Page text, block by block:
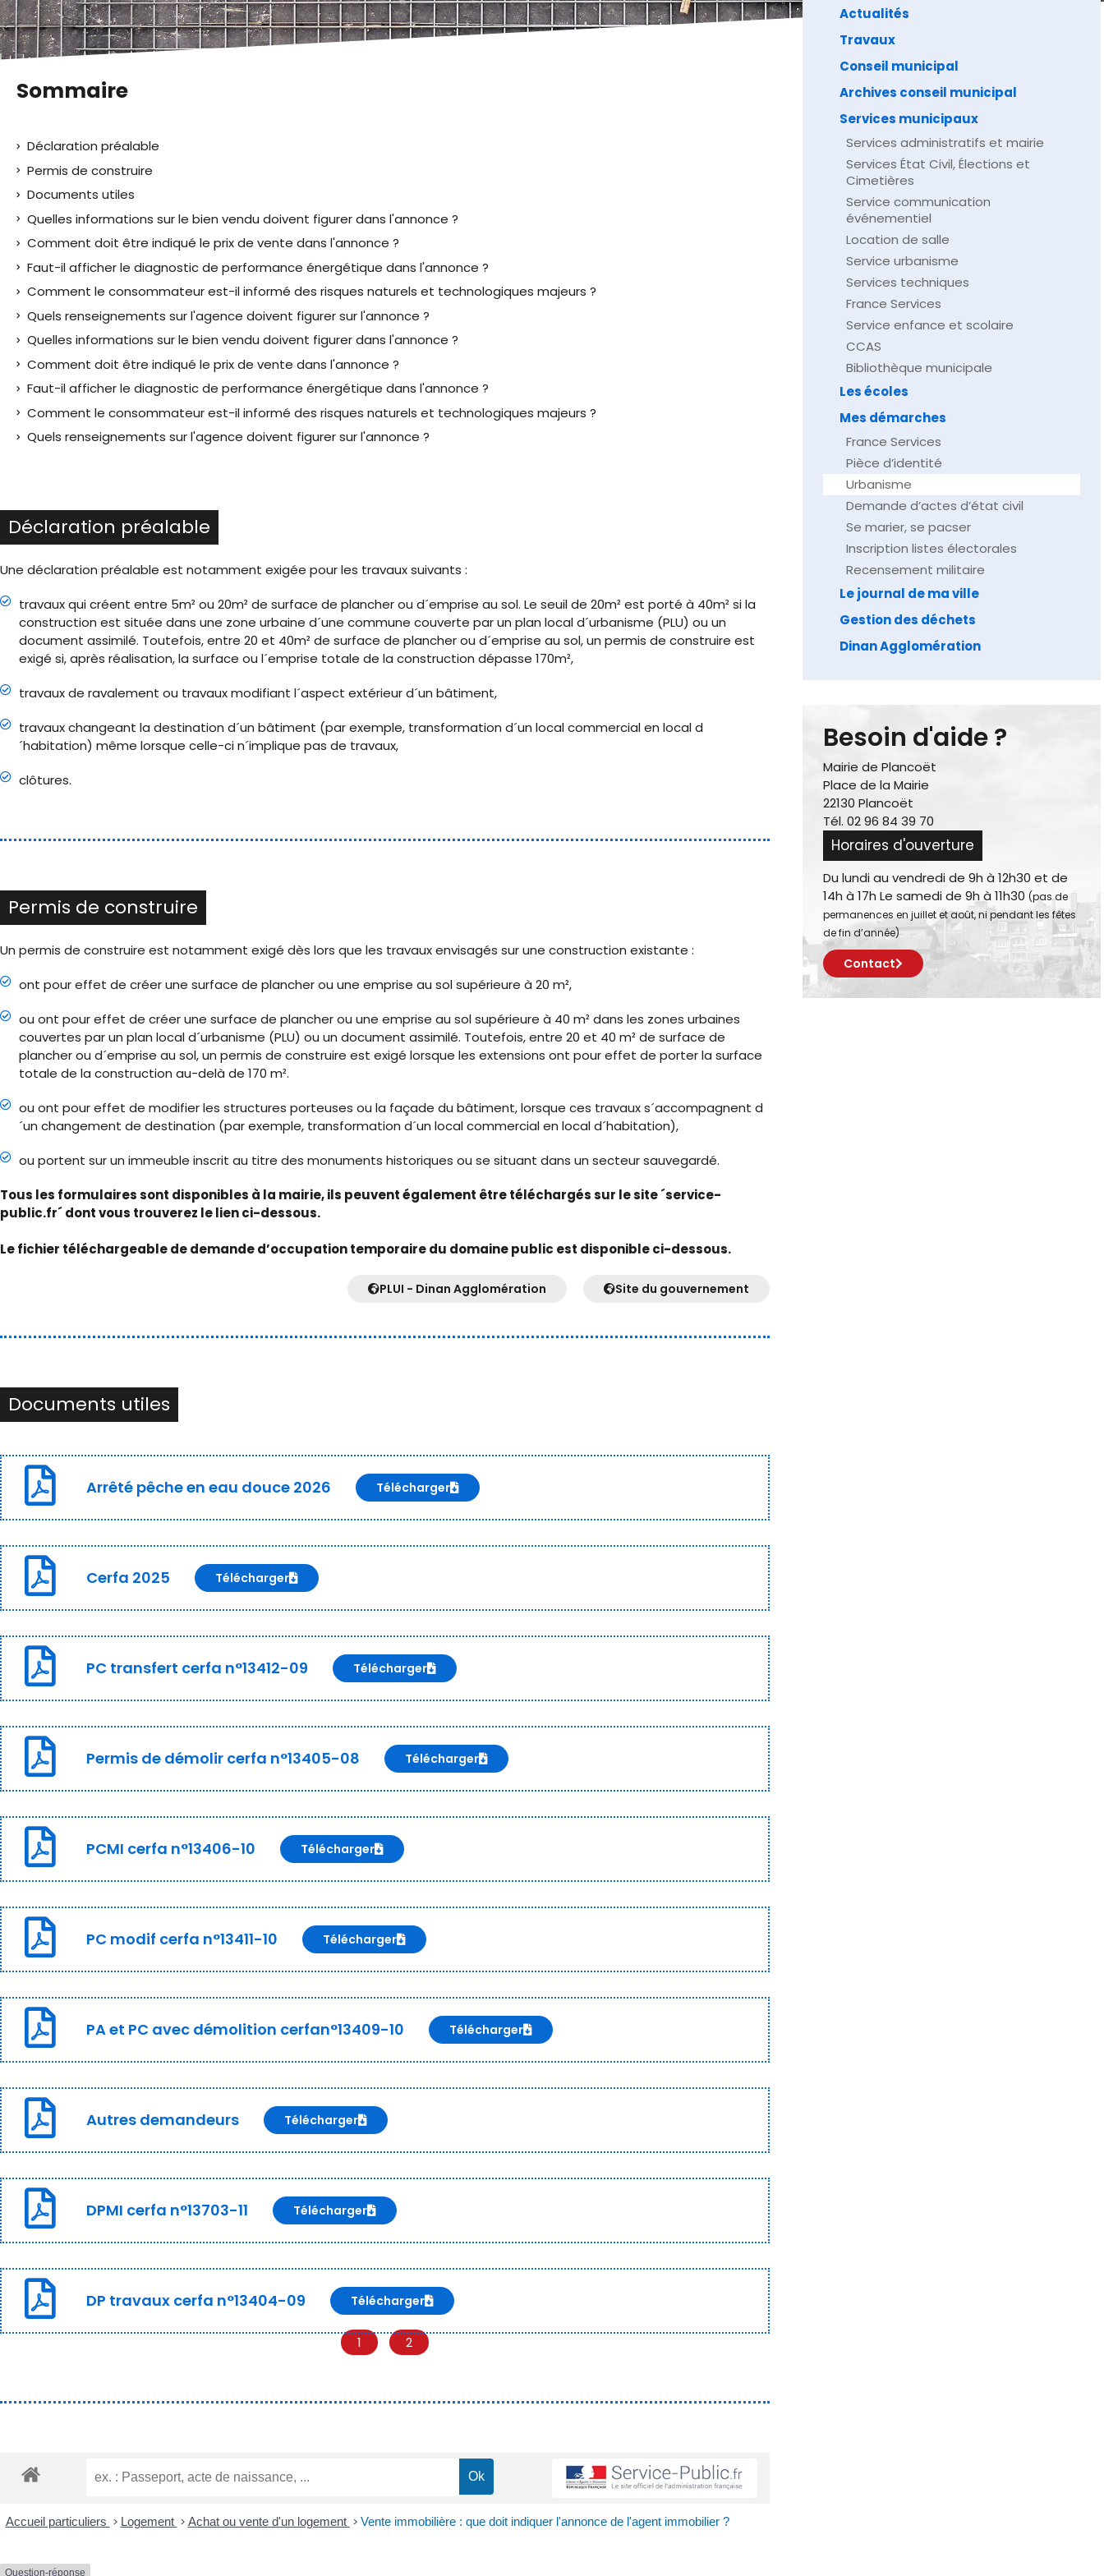
qui
utilisent
un
d'écran ;
Ctrl-
F10
ouvrir
menu
Sommaire
Déclaration préalable
Permis de construire
Documents utiles
Quelles informations sur le bien vendu doivent figurer dans l'annonce ?
Comment doit être indiqué le prix de vente dans l'annonce ?
Faut-il afficher le diagnostic de performance énergétique dans l'annonce ?
Comment le consommateur est-il informé des risques naturels et technologiques majeurs ?
Quels renseignements sur l'agence doivent figurer sur l'annonce ?
Quelles informations sur le bien vendu doivent figurer dans l'annonce ?
Comment doit être indiqué le prix de vente dans l'annonce ?
Faut-il afficher le diagnostic de performance énergétique dans l'annonce ?
Comment le consommateur est-il informé des risques naturels et technologiques majeurs ?
Quels renseignements sur l'agence doivent figurer sur l'annonce ?
Déclaration préalable
Une déclaration préalable est notamment exigée pour les travaux suivants :
travaux qui créent entre 5m² ou 20m² de surface de plancher ou d´emprise au sol. Le seuil de 20m² est porté à 40m² si la
construction est située dans une zone urbaine d´une commune couverte par un plan local d´urbanisme (PLU) ou un
document assimilé. Toutefois, entre 20 et 40m² de surface de plancher ou d´emprise au sol, un permis de construire est
exigé si, après réalisation, la surface ou l´emprise totale de la construction dépasse 170m²,
travaux de ravalement ou travaux modifiant l´aspect extérieur d´un bâtiment,
travaux changeant la destination d´un bâtiment (par exemple, transformation d´un local commercial en local d
´habitation) même lorsque celle-ci n´implique pas de travaux,
clôtures.
Permis de construire
Un permis de construire est notamment exigé dès lors que les travaux envisagés sur une construction existante :
ont pour effet de créer une surface de plancher ou une emprise au sol supérieure à 20 m²,
ou ont pour effet de créer une surface de plancher ou une emprise au sol supérieure à 40 m² dans les zones urbaines
couvertes par un plan local d´urbanisme (PLU) ou un document assimilé. Toutefois, entre 20 et 40 m² de surface de
plancher ou d´emprise au sol, un permis de construire est exigé lorsque les extensions ont pour effet de porter la surface
totale de la construction au-delà de 170 m².
ou ont pour effet de modifier les structures porteuses ou la façade du bâtiment, lorsque ces travaux s´accompagnent d
´un changement de destination (par exemple, transformation d´un local commercial en local d´habitation),
ou portent sur un immeuble inscrit au titre des monuments historiques ou se situant dans un secteur sauvegardé.
Tous les formulaires sont disponibles à la mairie, ils peuvent également être téléchargés sur le site ´service-
public.fr´ dont vous trouverez le lien ci-dessous.
Le fichier téléchargeable de demande d’occupation temporaire du domaine public est disponible ci-dessous.
PLUI - Dinan Agglomération Site du gouvernement
Documents utiles
Arrêté pêche en eau douce 2026 Télécharger
Cerfa 2025 Télécharger
PC transfert cerfa n°13412-09 Télécharger
Permis de démolir cerfa n°13405-08 Télécharger
PCMI cerfa n°13406-10 Télécharger
PC modif cerfa n°13411-10 Télécharger
PA et PC avec démolition cerfan°13409-10 Télécharger
Autres demandeurs Télécharger
DPMI cerfa n°13703-11 Télécharger
DP travaux cerfa n°13404-09 Télécharger
1 2
Accueil particuliers > Logement > Achat ou vente d'un logement > Vente immobilière : que doit indiquer l'annonce de l'agent immobilier ?
Question-réponse
Actualités
Travaux
Conseil municipal
Archives conseil municipal
Services municipaux
Services administratifs et mairie
Services État Civil, Élections et
Cimetières
Service communication
événementiel
Location de salle
Service urbanisme
Services techniques
France Services
Service enfance et scolaire
CCAS
Bibliothèque municipale
Les écoles
Mes démarches
France Services
Pièce d’identité
Urbanisme
Demande d’actes d’état civil
Se marier, se pacser
Inscription listes électorales
Recensement militaire
Le journal de ma ville
Gestion des déchets
Dinan Agglomération
Besoin d'aide ?
Mairie de Plancoët
Place de la Mairie
22130 Plancoët
Tél. 02 96 84 39 70
Horaires d'ouverture
Du lundi au vendredi de 9h à 12h30 et de
14h à 17h Le samedi de 9h à 11h30 (pas de
permanences en juillet et août, ni pendant les fêtes
de fin d’année)
Contact